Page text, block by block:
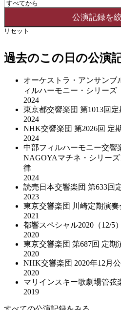
リセット
過去のこの日の公演
オーケストラ・アンサンブ
ィルハーモニー・シリーズ
2024
東京都交響楽団 第1013回
2024
NHK交響楽団 第2026回 定
2024
中部フィルハーモニー交
NAGOYAマチネ・シリー
律
2024
読売日本交響楽団 第633回
2023
東京交響楽団 川崎定期演奏
2021
都響スペシャル2020（12/5）
2020
東京交響楽団 第687回 定期
2020
NHK交響楽団 2020年12⽉
2020
マリインスキー歌劇場管弦
2019